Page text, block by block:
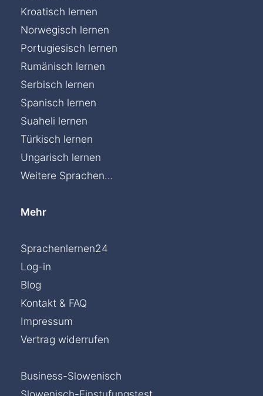
Kroatisch lernen
Norwegisch lernen
Portugiesisch lernen
Rumänisch lernen
Serbisch lernen
Spanisch lernen
Suaheli lernen
Türkisch lernen
Ungarisch lernen
Weitere Sprachen...
Mehr
Sprachenlernen24
Log-in
Blog
Kontakt & FAQ
Impressum
Vertrag widerrufen
Business-Slowenisch